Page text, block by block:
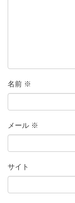
名前 ※
メール ※
サイト